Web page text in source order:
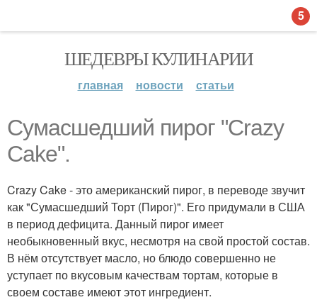
ШЕДЕВРЫ КУЛИНАРИИ
главная новости статьи
Сумасшедший пирог "Crazy
Cake".
Crazy Cake - это американский пирог, в переводе звучит
как "Сумасшедший Торт (Пирог)". Его придумали в США
в период дефицита. Данный пирог имеет
необыкновенный вкус, несмотря на свой простой состав.
В нём отсутствует масло, но блюдо совершенно не
уступает по вкусовым качествам тортам, которые в
своем составе имеют этот ингредиент.
5